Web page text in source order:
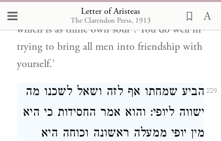
Letter of Aristeas
The Clarendon Press, 1913
towards friend for He speaks of "a friend
which is as thine own soul". You do well in
trying to bring all men into friendship with
yourself.'
229 הביע שמחתו אף לזה ושאל לשכנו מה
ישווה ליופי: והוא אמר החסידות כי היא
מין יופי ממעלה ראשונה וכוחה היא